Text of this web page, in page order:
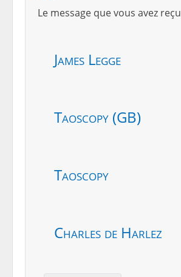
Le message que vous avez reçu
James Legge
Taoscopy (GB)
Taoscopy
Charles de Harlez